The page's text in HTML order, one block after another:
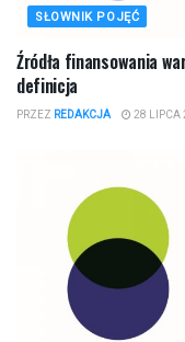
SŁOWNIK POJĘĆ
Źródła finansowania
definicja
PRZEZ REDAKCJA 28 LIPCA